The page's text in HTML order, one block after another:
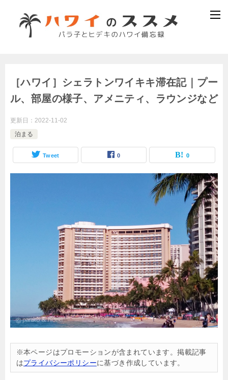
［ハワイ］シェラトンワイキキ滞在記｜プー
ル、部屋の様子、アメニティ、ラウンジなど
更新日： 2022-11-02
泊まる
Tweet 0 0
※本ページはプロモーションが含まれています。掲載記事
はプライバシーポリシーに基づき作成しています。